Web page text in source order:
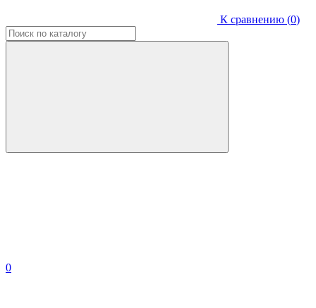
К сравнению (0)
0